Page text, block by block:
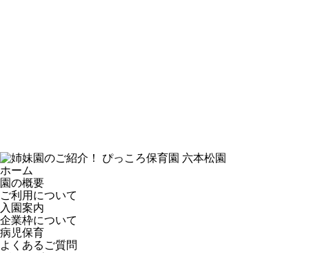
ホーム
園の概要
ご利用について
入園案内
企業枠について
病児保育
よくあるご質問